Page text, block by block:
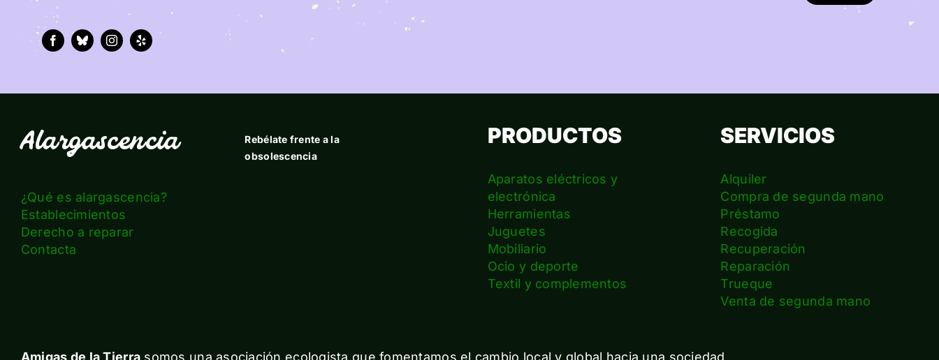
Alargascencia
Rebélate frente a la
obsolescencia
¿Qué es alargascencia?
Establecimientos
Derecho a reparar
Contacta
PRODUCTOS
Aparatos eléctricos y
electrónica
Herramientas
Juguetes
Mobiliario
Ocio y deporte
Textil y complementos
SERVICIOS
Alquiler
Compra de segunda mano
Préstamo
Recogida
Recuperación
Reparación
Trueque
Venta de segunda mano
Amigas de la Tierra somos una asociación ecologista que fomentamos el cambio local y global hacia una sociedad